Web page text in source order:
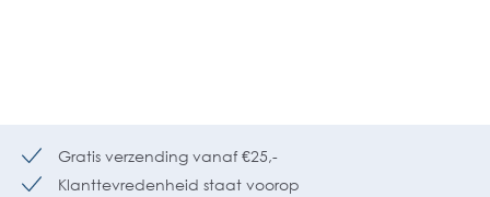
Gratis verzending vanaf €25,-
Klanttevredenheid staat voorop